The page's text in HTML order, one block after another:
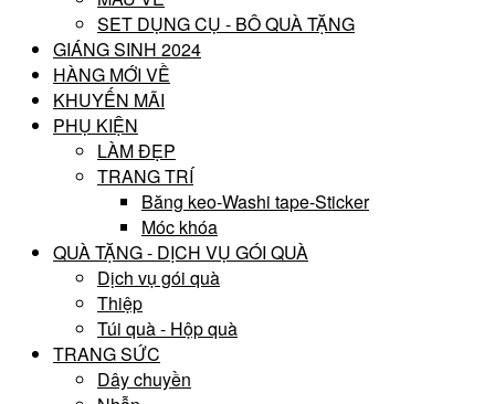
SET DỤNG CỤ - BÔ QUÀ TẶNG
GIÁNG SINH 2024
HÀNG MỚI VỀ
KHUYẾN MÃI
PHỤ KIỆN
LÀM ĐẸP
TRANG TRÍ
Băng keo-Washi tape-Sticker
Móc khóa
QUÀ TẶNG - DỊCH VỤ GÓI QUÀ
Dịch vụ gói quà
Thiệp
Túi quà - Hộp quà
TRANG SỨC
Dây chuyền